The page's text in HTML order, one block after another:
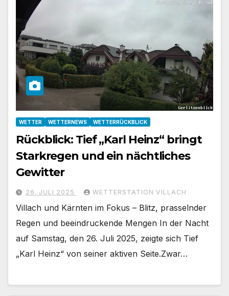
WETTER WETTERNEWS WETTERRÜCKBLICK
Rückblick: Tief „Karl Heinz“ bringt
Starkregen und ein nächtliches
Gewitter
26. JULI 2025 WETTERSTATION VILLACH
Villach und Kärnten im Fokus – Blitz, prasselnder
Regen und beeindruckende Mengen In der Nacht
auf Samstag, den 26. Juli 2025, zeigte sich Tief
„Karl Heinz“ von seiner aktiven Seite.Zwar…